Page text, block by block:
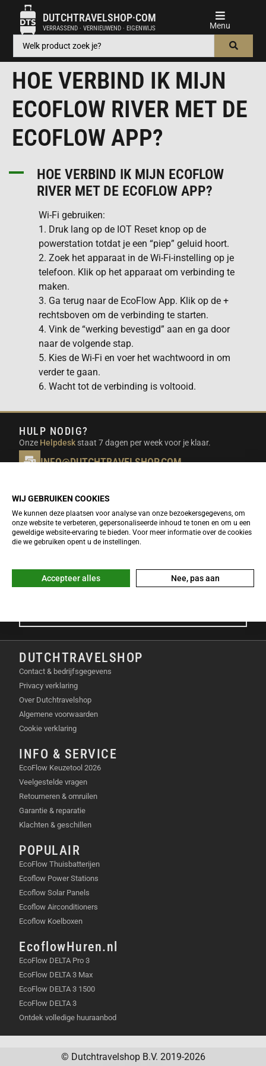
DUTCHTRAVELSHOP·COM
VERRASSEND · VERNIEUWEND · EIGENWIJS
HOE VERBIND IK MIJN
ECOFLOW RIVER MET DE
ECOFLOW APP?
A
HOE VERBIND IK MIJN ECOFLOW
RIVER MET DE ECOFLOW APP?
Wi-Fi gebruiken:
1. Druk lang op de IOT Reset knop op de
powerstation totdat je een “piep” geluid hoort.
2. Zoek het apparaat in de Wi-Fi-instelling op je
telefoon. Klik op het apparaat om verbinding te
maken.
3. Ga terug naar de EcoFlow App. Klik op de +
rechtsboven om de verbinding te starten.
4. Vink de “werking bevestigd” aan en ga door
naar de volgende stap.
5. Kies de Wi-Fi en voer het wachtwoord in om
verder te gaan.
6. Wacht tot de verbinding is voltooid.
HULP NODIG?
Onze Helpdesk staat 7 dagen per week voor je klaar.
INFO@DUTCHTRAVELSHOP.COM
NIEUWSBRIEF
Meld je nu gratis aan voor de DTS-Nieuwsbrief en ontvang het
laatste Dutchtravelshop nieuws in je mailbox!
DUTCHTRAVELSHOP
Contact & bedrijfsgegevens
Privacy verklaring
Over Dutchtravelshop
Algemene voorwaarden
Cookie verklaring
INFO & SERVICE
EcoFlow Keuzetool 2026
Veelgestelde vragen
Retourneren & omruilen
Garantie & reparatie
Klachten & geschillen
POPULAIR
EcoFlow Thuisbatterijen
Ecoflow Power Stations
Ecoflow Solar Panels
Ecoflow Airconditioners
Ecoflow Koelboxen
EcoflowHuren.nl
EcoFlow DELTA Pro 3
EcoFlow DELTA 3 Max
EcoFlow DELTA 3 1500
EcoFlow DELTA 3
Ontdek volledige huuraanbod
© Dutchtravelshop B.V. 2019-2026
WIJ GEBRUIKEN COOKIES
We kunnen deze plaatsen voor analyse van onze bezoekersgegevens, om
onze website te verbeteren, gepersonaliseerde inhoud te tonen en om u een
geweldige website-ervaring te bieden. Voor meer informatie over de cookies
die we gebruiken opent u de instellingen.
Accepteer alles Nee, pas aan